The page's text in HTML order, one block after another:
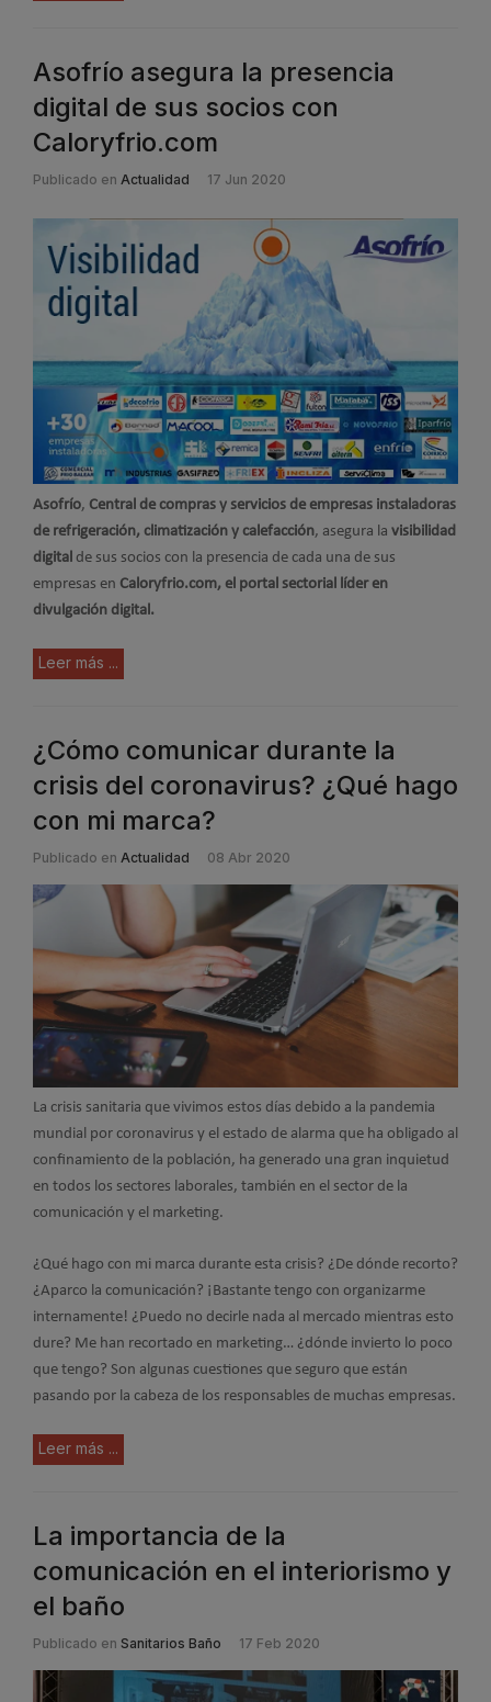
Asofrío asegura la presencia
digital de sus socios con
Caloryfrio.com
Publicado en Actualidad 17 Jun 2020
Asofrío, Central de compras y servicios de empresas instaladoras
de refrigeración, climatización y calefacción, asegura la visibilidad
digital de sus socios con la presencia de cada una de sus
empresas en Caloryfrio.com, el portal sectorial líder en
divulgación digital.
Leer más ...
¿Cómo comunicar durante la
crisis del coronavirus? ¿Qué hago
con mi marca?
Publicado en Actualidad 08 Abr 2020
La crisis sanitaria que vivimos estos días debido a la pandemia
mundial por coronavirus y el estado de alarma que ha obligado al
confinamiento de la población, ha generado una gran inquietud
en todos los sectores laborales, también en el sector de la
comunicación y el marketing.
¿Qué hago con mi marca durante esta crisis? ¿De dónde recorto?
¿Aparco la comunicación? ¡Bastante tengo con organizarme
internamente! ¿Puedo no decirle nada al mercado mientras esto
dure? Me han recortado en marketing… ¿dónde invierto lo poco
que tengo? Son algunas cuestiones que seguro que están
pasando por la cabeza de los responsables de muchas empresas.
Leer más ...
La importancia de la
comunicación en el interiorismo y
el baño
Publicado en Sanitarios Baño 17 Feb 2020